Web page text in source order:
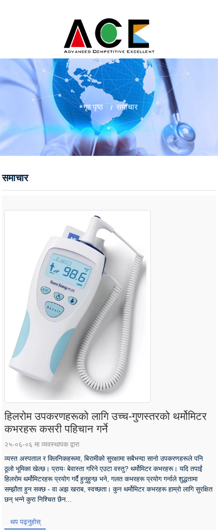
गृह पृष्ठ समाचार
समाचार
हिलरोम उपकरणहरूको लागि उच्च-गुणस्तरको थर्मोमिटर
कभरहरू कसरी पहिचान गर्ने
२५-०६-०६ मा व्यवस्थापक द्वारा
व्यस्त अस्पताल र क्लिनिकहरूमा, बिरामीको सुरक्षामा सबैभन्दा सानो उपकरणहरूले पनि
ठूलो भूमिका खेल्छ। प्रायः बेवास्ता गरिने एउटा वस्तु? थर्मोमिटर कभरहरू। यदि तपाईं
हिलरोम थर्मोमिटरहरू प्रयोग गर्दै हुनुहुन्छ भने, गलत कभरहरू प्रयोग गर्नाले शुद्धतामा
सम्झौता हुन सक्छ - वा अझ खराब, स्वच्छता। कुन थर्मोमिटर कभरहरू हाम्रो लागि सुरक्षित
छन् भन्ने कुरा निश्चित छैन...
थप पढ्नुहोस्